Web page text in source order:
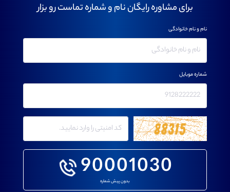
برای مشاوره رایگان نام و شماره تماست رو بزار
90001030
بدون پیش شماره
نام و نام خانوادگی
شماره موبایل